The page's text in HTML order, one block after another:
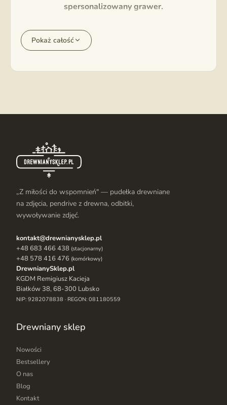
spersonalizowany grawer.
Pokaż całość
„Z miłości do wspomnień" — pudełka drewniane
na zdjęcia, pendrive z drewna, odbitki,
wywoływanie zdjęć.
kontakt@drewnianysklep.pl
+48 683 466 438 (stacjonarny)
+48 578 416 476 (komórkowy)
DrewnianySklep.pl
KGDM Remigiusz Kacieja
Białków 38, 68-300 Lubsko
NIP: 9282078838 · REGON: 081180559
Drewniany sklep
Nowości
Bestsellery
O nas
Blog
Kontakt